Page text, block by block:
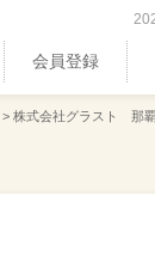
会員登録
> 株式会社グラスト 那